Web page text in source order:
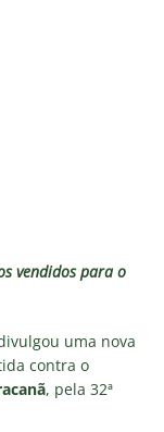
vendidos para o
uma nova
contra o
, pela 32ª